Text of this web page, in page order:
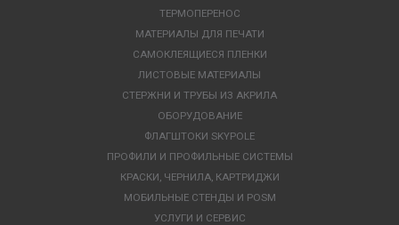
ТЕРМОПЕРЕНОС
МАТЕРИАЛЫ ДЛЯ ПЕЧАТИ
САМОКЛЕЯЩИЕСЯ ПЛЕНКИ
ЛИСТОВЫЕ МАТЕРИАЛЫ
СТЕРЖНИ И ТРУБЫ ИЗ АКРИЛА
ОБОРУДОВАНИЕ
ФЛАГШТОКИ SKYPOLE
ПРОФИЛИ И ПРОФИЛЬНЫЕ СИСТЕМЫ
КРАСКИ, ЧЕРНИЛА, КАРТРИДЖИ
МОБИЛЬНЫЕ СТЕНДЫ И POSM
УСЛУГИ И СЕРВИС